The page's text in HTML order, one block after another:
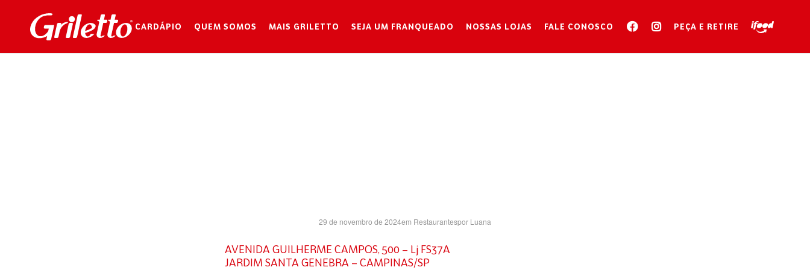
CARDÁPIO QUEM SOMOS MAIS GRILETTO SEJA UM FRANQUEADO NOSSAS LOJAS FALE CONOSCO PEÇA E RETIRE
29 de novembro de 2024em Restaurantespor Luana
AVENIDA GUILHERME CAMPOS, 500 – Lj FS37A
JARDIM SANTA GENEBRA – CAMPINAS/SP